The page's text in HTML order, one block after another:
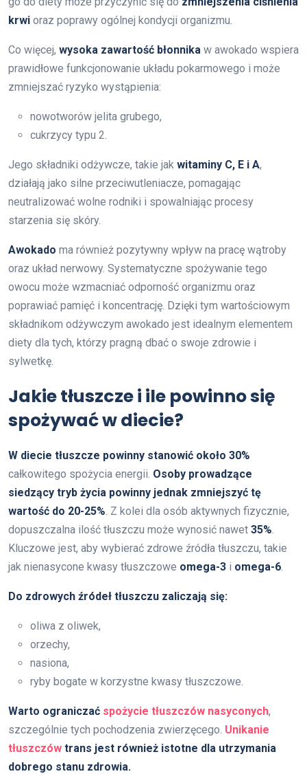
krwi oraz poprawy ogólnej kondycji organizmu.
Co więcej, wysoka zawartość błonnika w awokado wspiera
prawidłowe funkcjonowanie układu pokarmowego i może
zmniejszać ryzyko wystąpienia:
nowotworów jelita grubego,
cukrzycy typu 2.
Jego składniki odżywcze, takie jak witaminy C, E i A,
działają jako silne przeciwutleniacze, pomagając
neutralizować wolne rodniki i spowalniając procesy
starzenia się skóry.
Awokado ma również pozytywny wpływ na pracę wątroby
oraz układ nerwowy. Systematyczne spożywanie tego
owocu może wzmacniać odporność organizmu oraz
poprawiać pamięć i koncentrację. Dzięki tym wartościowym
składnikom odżywczym awokado jest idealnym elementem
diety dla tych, którzy pragną dbać o swoje zdrowie i
sylwetkę.
Jakie tłuszcze i ile powinno się
spożywać w diecie?
W diecie tłuszcze powinny stanowić około 30%
całkowitego spożycia energii. Osoby prowadzące
siedzący tryb życia powinny jednak zmniejszyć tę
wartość do 20-25% . Z kolei dla osób aktywnych fizycznie,
dopuszczalna ilość tłuszczu może wynosić nawet 35%
Kluczowe jest, aby wybierać zdrowe źródła tłuszczu, takie
jak nienasycone kwasy tłuszczowe omega-3 i omega-6
Do zdrowych źródeł tłuszczu zaliczają się:
oliwa z oliwek,
orzechy,
nasiona,
ryby bogate w korzystne kwasy tłuszczowe.
Warto ograniczać spożycie tłuszczów nasyconych,
szczególnie tych pochodzenia zwierzęcego. Unikanie
tłuszczów trans jest również istotne dla utrzymania
dobrego stanu zdrowia.